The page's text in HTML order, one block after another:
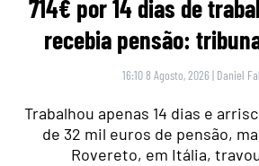
714€ por 14 dias de
recebia pensão:
16:10 8 Agosto, 2026 | Daniel
Trabalhou apenas 14 dias e
de 32 mil euros de pensão,
Rovereto, em Itália,